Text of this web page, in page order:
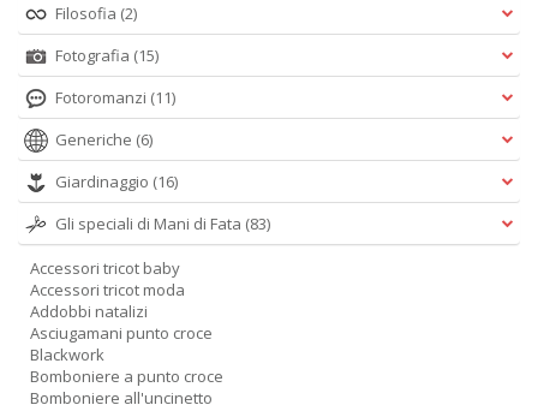
Filosofia (2)
Fotografia (15)
Fotoromanzi (11)
Generiche (6)
Giardinaggio (16)
Gli speciali di Mani di Fata (83)
Accessori tricot baby
Accessori tricot moda
Addobbi natalizi
Asciugamani punto croce
Blackwork
Bomboniere a punto croce
Bomboniere all'uncinetto